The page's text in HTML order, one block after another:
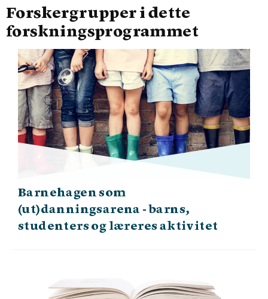
Forskergrupper i dette
forskningsprogrammet
Barnehagen som
(ut)danningsarena - barns,
studenters og læreres aktivitet